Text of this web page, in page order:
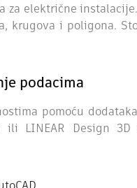
električne
krugova i poligona.
podacima
pomoću
LINEAR Design 3D